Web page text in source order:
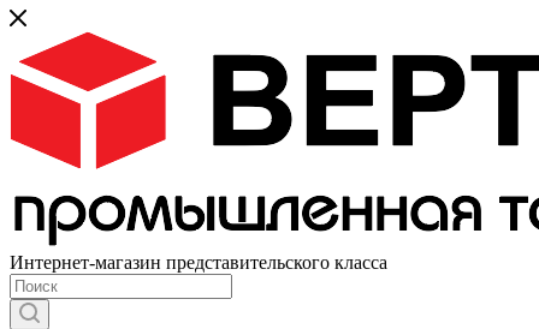
Интернет-магазин представительского класса